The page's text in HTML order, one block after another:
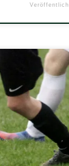
haben sich in
Einige
aber noch
stehen
Mai 2026
Meißner
SV 07